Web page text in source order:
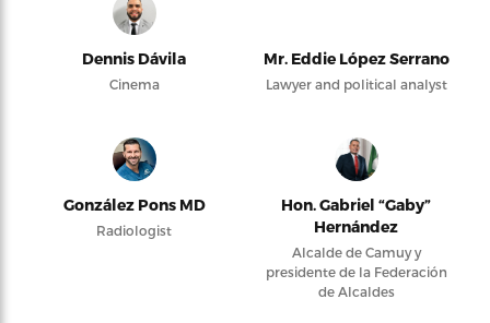
Dennis Dávila
Cinema
Mr. Eddie López Serrano
Lawyer and political analyst
González Pons MD
Radiologist
Hon. Gabriel “Gaby”
Hernández
Alcalde de Camuy y
presidente de la Federación
de Alcaldes